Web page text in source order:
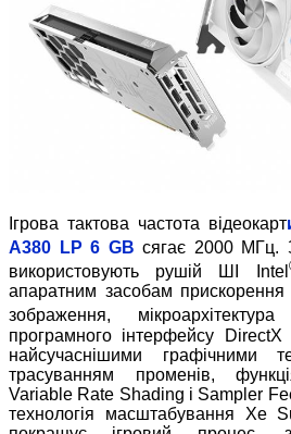
Ігрова тактова частота відеокарт
A380
LP 6 GB сягає 2000 МГц.
використовують рушій ШІ Intel
апаратним засобам прискорення
зображення,
програмного інтерфейсу
найсучаснішими графічними
трасуванням променів,
Variable Rate Shading і Sampler
технологія масштабування Xe